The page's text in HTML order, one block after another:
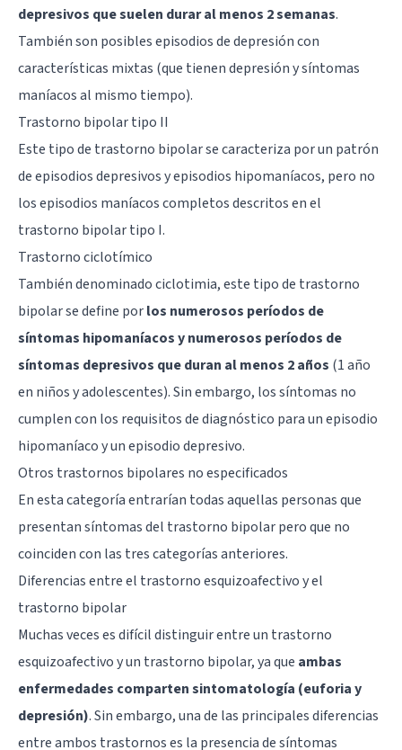
depresivos que suelen durar al menos 2 semanas.
También son posibles episodios de depresión con
características mixtas (que tienen depresión y síntomas
maníacos al mismo tiempo).
Trastorno bipolar tipo II
Este tipo de trastorno bipolar se caracteriza por un patrón
de episodios depresivos y episodios hipomaníacos, pero no
los episodios maníacos completos descritos en el
trastorno bipolar tipo I.
Trastorno ciclotímico
También denominado ciclotimia, este tipo de trastorno
bipolar se define porlos numerosos períodos de
síntomas hipomaníacos y numerosos períodos de
síntomas depresivos que duran al menos 2 años (1 año
en niños y adolescentes). Sin embargo, los síntomas no
cumplen con los requisitos de diagnóstico para un episodio
hipomaníaco y un episodio depresivo.
Otros trastornos bipolares no especificados
En esta categoría entrarían todas aquellas personas que
presentan síntomas del trastorno bipolar pero que no
coinciden con las tres categorías anteriores.
Diferencias entre el trastorno esquizoafectivo y el
trastorno bipolar
Muchas veces es difícil distinguir entre un trastorno
esquizoafectivo y un trastorno bipolar, ya que ambas
enfermedades comparten sintomatología (euforia y
depresión). Sin embargo, una de las principales diferencias
entre ambos trastornos es la presencia de síntomas